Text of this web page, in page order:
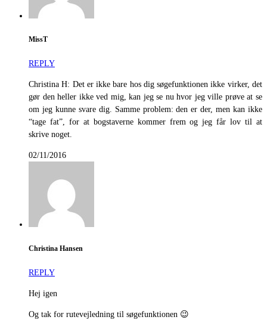
MissT
REPLY
Christina H: Det er ikke bare hos dig søgefunktionen ikke virker, det
gør den heller ikke ved mig, kan jeg se nu hvor jeg ville prøve at se
om jeg kunne svare dig. Samme problem: den er der, men kan ikke
“tage fat”, for at bogstaverne kommer frem og jeg får lov til at
skrive noget.
02/11/2016
Christina Hansen
REPLY
Hej igen
Og tak for rutevejledning til søgefunktionen 😉